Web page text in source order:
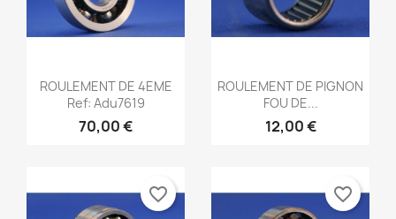
Aperçu rapide
ROULEMENT DE 4EME
Ref: Adu7619
70,00 €
 Aperçu rapide
ROULEMENT DE PIGNON
FOU DE...
12,00 €
favorite_border favorite_border